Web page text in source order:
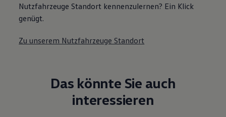
Nutzfahrzeuge Standort kennenzulernen? Ein Klick
genügt.
Zu unserem Nutzfahrzeuge Standort
Das könnte Sie auch
interessieren